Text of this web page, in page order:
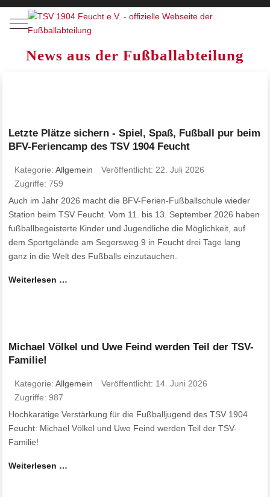
Mobile Menu Toggle
News aus der Fußballabteilung
Letzte Plätze sichern - Spiel, Spaß, Fußball pur beim
BFV-Feriencamp des TSV 1904 Feucht
Kategorie:Allgemein
Veröffentlicht: 22. Juli 2026
Zugriffe: 759
Auch im Jahr 2026 macht die BFV-Ferien-Fußballschule wieder
Station beim TSV Feucht. Vom 11. bis 13. September 2026 haben
fußballbegeisterte Kinder und Jugendliche die Möglichkeit, auf
dem Sportgelände am Segersweg 9 in Feucht drei Tage lang
ganz in die Welt des Fußballs einzutauchen.
Weiterlesen …
Michael Völkel und Uwe Feind werden Teil der TSV-
Familie!
Kategorie:Allgemein
Veröffentlicht: 14. Juni 2026
Zugriffe: 987
Hochkarätige Verstärkung für die Fußballjugend des TSV 1904
Feucht: Michael Völkel und Uwe Feind werden Teil der TSV-
Familie!
Weiterlesen …